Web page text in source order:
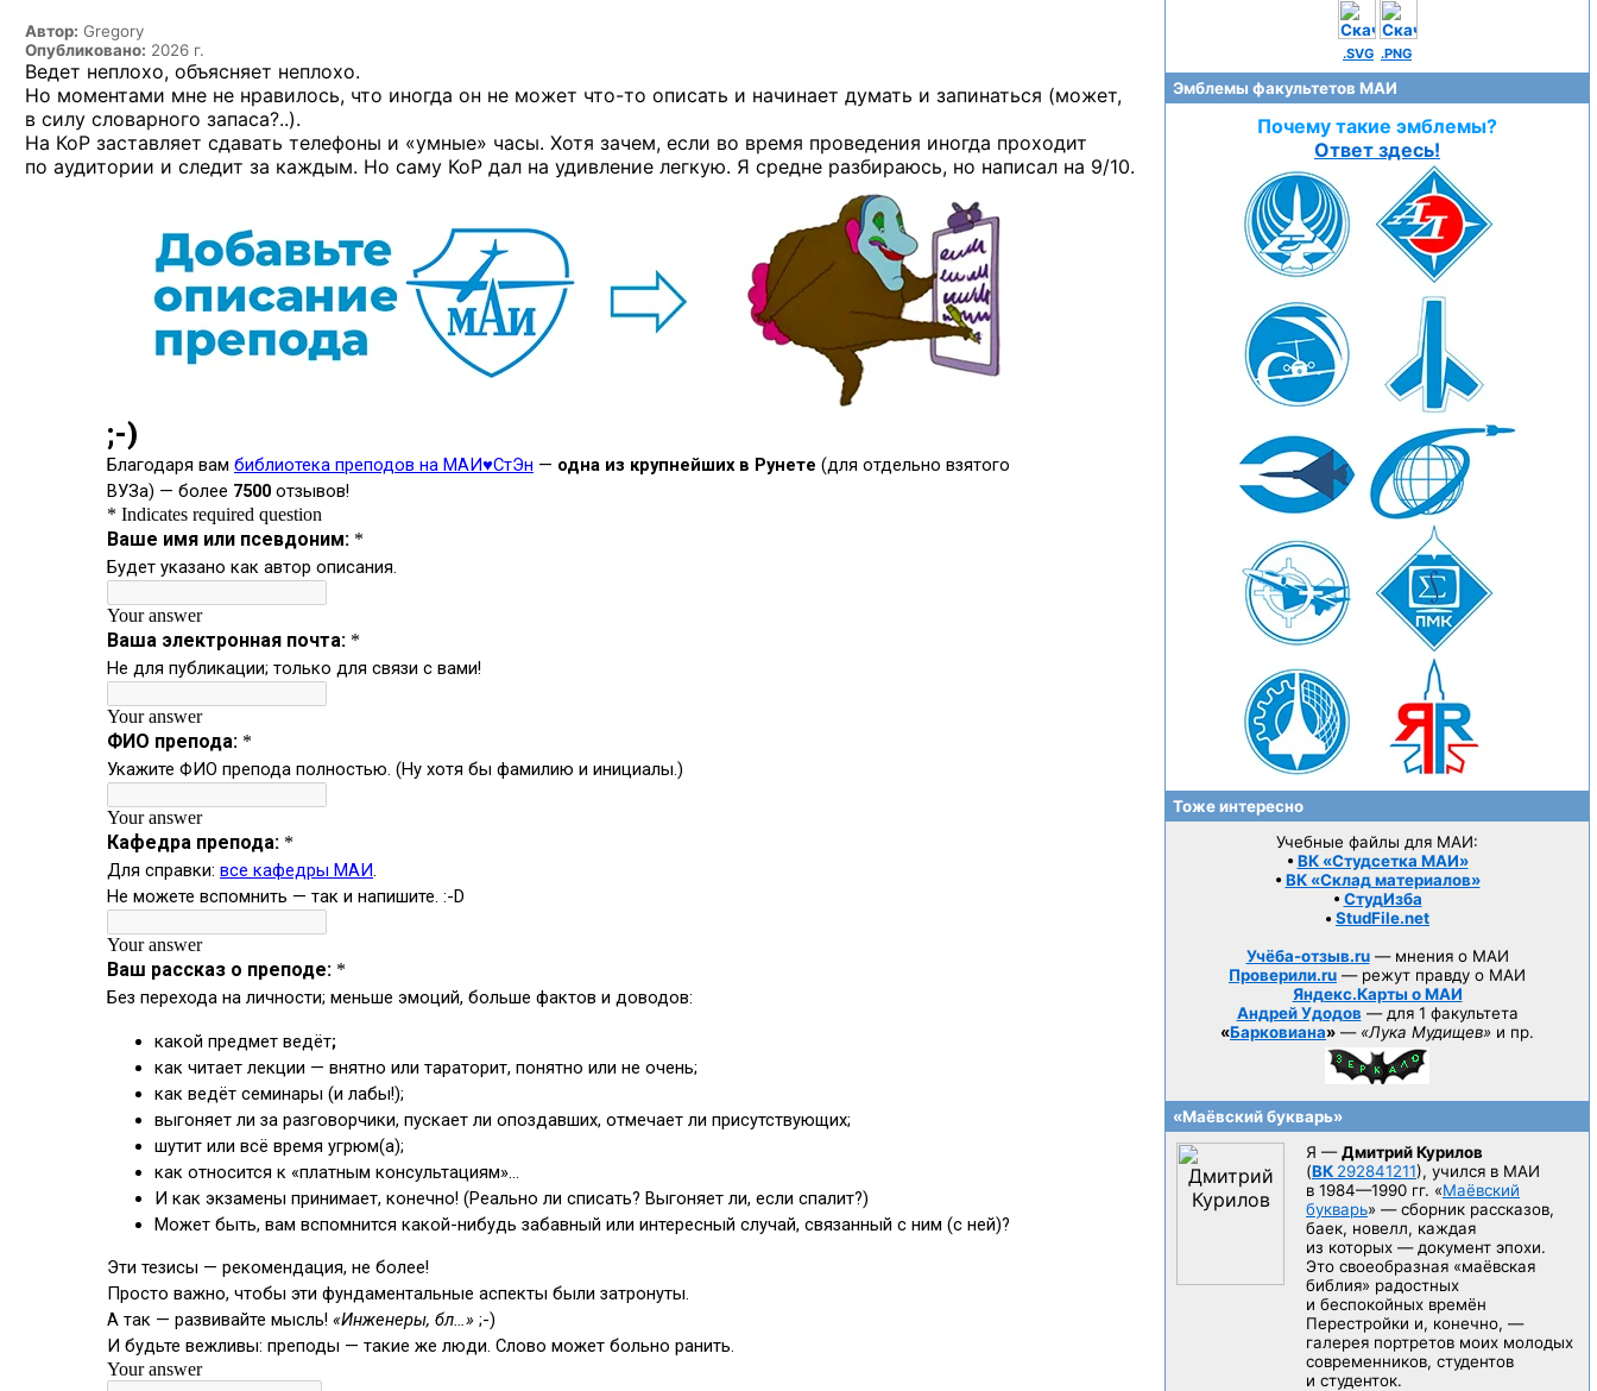
Автор: Gregory
Опубликовано: 2026 г.
Ведет неплохо, объясняет неплохо.
Но моментами мне не нравилось, что иногда он не может что-то описать и начинает думать и запинаться (может,
в силу словарного запаса?..).
На КоР заставляет сдавать телефоны и «умные» часы. Хотя зачем, если во время проведения иногда проходит
по аудитории и следит за каждым. Но саму КоР дал на удивление легкую. Я средне разбираюсь, но написал на 9/10.
.SVG .PNG
Эмблемы факультетов МАИ
Почему такие эмблемы?
Ответ здесь!
Тоже интересно
Учебные файлы для МАИ:
• ВК «Студсетка МАИ»
• ВК «Склад материалов»
• СтудИзба
• StudFile.net
Учёба-отзыв.ru— мнения о МАИ
Проверили.ru — режут правду о МАИ
Яндекс.Карты о МАИ
Андрей Удодов — для 1 факультета
«Барковиана» — «Лука Мудищев» и пр.
«Маёвский букварь»
Я —Дмитрий Курилов
(ВК 292841211), учился в МАИ
в 1984—1990 гг. «Маёвский
букварь» — сборник рассказов,
баек, новелл, каждая
из которых — документ эпохи.
Это своеобразная «маёвская
библия» радостных
и беспокойных времён
Перестройки и, конечно, —
галерея портретов моих молодых
современников, студентов
и студенток.